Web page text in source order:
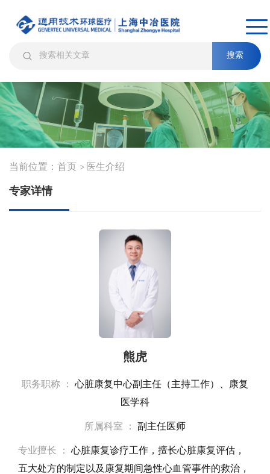
搜索
当前位置： 首页 > 医生介绍
专家详情
熊虎
职务职称 ：
心脏康复中心副主任（主持工作）、康复
医学科
所属科室 ： 副主任医师
专业擅长 ：
心脏康复诊疗工作，擅长心脏康复评估，
五大处方的制定以及康复期间急性心血管事件的救治，